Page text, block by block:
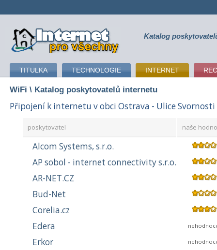
připojení k internetu Katalog
TITULKA TECHNOLOGIE INTERNET
WiFi \ Katalog poskytovatelů internetu
Připojení k internetu v obci Ostrava - Ulice Svornosti
poskytovatel naše
Alcom Systems, s.r.o.
AP sobol - internet connectivity s.r.o.
AR-NET.CZ
Bud-Net
Corelia.cz
Edera
Erkor